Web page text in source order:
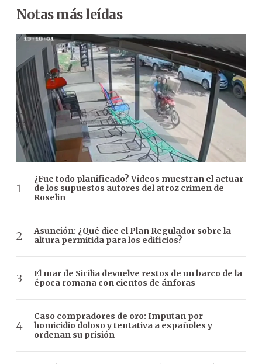
Notas más leídas
¿Fue todo planificado? Videos muestran el actuar
de los supuestos autores del atroz crimen de
Roselin
Asunción: ¿Qué dice el Plan Regulador sobre la
altura permitida para los edificios?
El mar de Sicilia devuelve restos de un barco de la
época romana con cientos de ánforas
Caso compradores de oro: Imputan por
homicidio doloso y tentativa a españoles y
ordenan su prisión